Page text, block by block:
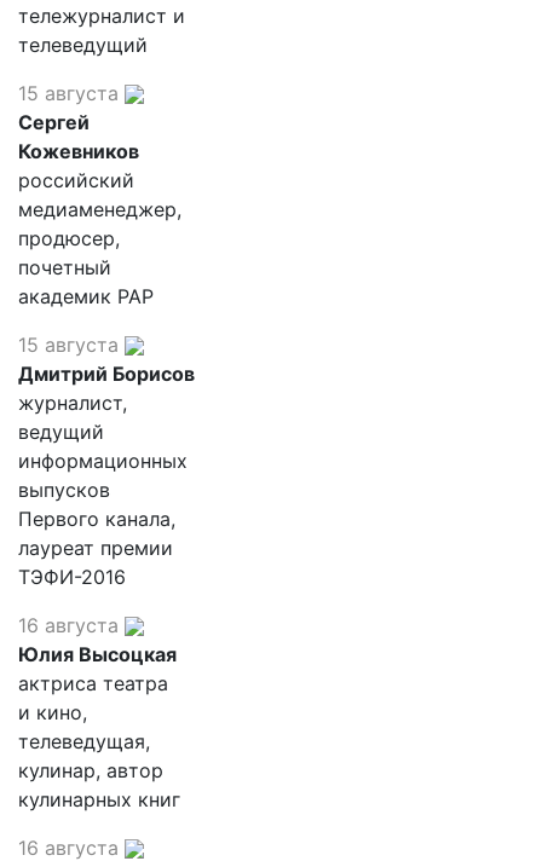
тележурналист и
телеведущий
15 августа
Сергей
Кожевников
российский
медиаменеджер,
продюсер,
почетный
академик РАР
15 августа
Дмитрий Борисов
журналист,
ведущий
информационных
выпусков
Первого канала,
лауреат премии
ТЭФИ-2016
16 августа
Юлия Высоцкая
актриса театра
и кино,
телеведущая,
кулинар, автор
кулинарных книг
16 августа